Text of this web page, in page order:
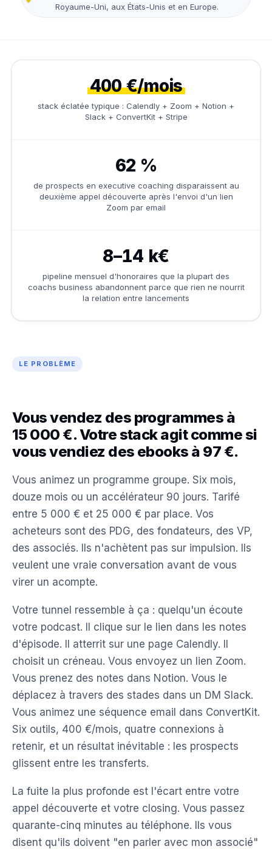
Royaume-Uni, aux États-Unis et en Europe.
400 €/mois
stack éclatée typique : Calendly + Zoom + Notion +
Slack + ConvertKit + Stripe
62 %
de prospects en executive coaching disparaissent au
deuxième appel découverte après l'envoi d'un lien
Zoom par email
8–14 k€
pipeline mensuel d'honoraires que la plupart des
coachs business abandonnent parce que rien ne nourrit
la relation entre lancements
LE PROBLÈME
Vous vendez des programmes à
15 000 €. Votre stack agit comme si
vous vendiez des ebooks à 97 €.
Vous animez un programme groupe. Six mois,
douze mois ou un accélérateur 90 jours. Tarifé
entre 5 000 € et 25 000 € par place. Vos
acheteurs sont des PDG, des fondateurs, des VP,
des associés. Ils n'achètent pas sur impulsion. Ils
veulent une vraie conversation avant de vous
virer un acompte.
Votre tunnel ressemble à ça : quelqu'un écoute
votre podcast. Il clique sur le lien dans les notes
d'épisode. Il atterrit sur une page Calendly. Il
choisit un créneau. Vous envoyez un lien Zoom.
Vous prenez des notes dans Notion. Vous le
déplacez à travers des stades dans un DM Slack.
Vous animez une séquence email dans ConvertKit.
Six outils, 400 €/mois, quatre connexions à
retenir, et un résultat inévitable : les prospects
glissent entre les transferts.
La fuite la plus profonde est l'écart entre votre
appel découverte et votre closing. Vous passez
quarante-cinq minutes au téléphone. Ils vous
disent qu'ils doivent "en parler avec mon associé"